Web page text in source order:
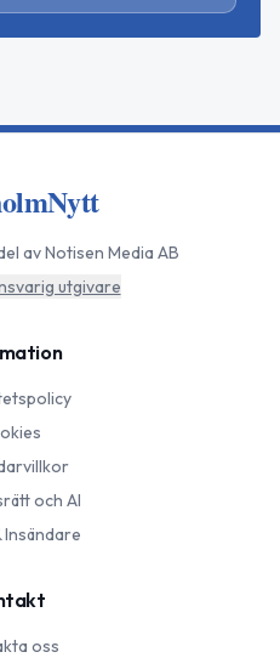
av Notisen Media AB
utgivare
och AI
Insändare
oss